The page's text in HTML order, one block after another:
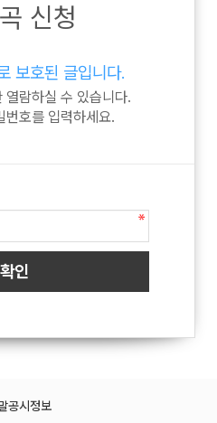
신청
보호된 글입니다.
열람하실 수 있습니다.
번호를 입력하세요.
공시정보